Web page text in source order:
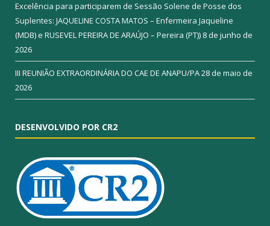
Excelência para participarem de Sessão Solene de Posse dos
Suplentes: JAQUELINE COSTA MATOS – Enfermeira Jaqueline
(MDB) e RUSEVEL PEREIRA DE ARAÚJO – Pereira (PT)) 8 de junho de
2026
III REUNIÃO EXTRAORDINÁRIA DO CAE DE ANAPU/PA28 de maio de
2026
DESENVOLVIDO POR CR2